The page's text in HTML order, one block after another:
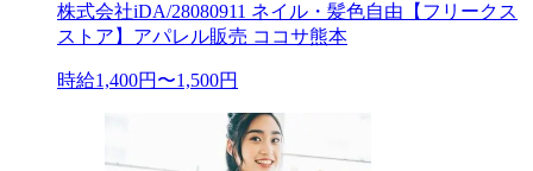
株式会社iDA/28080911 ネイル・髪色自由【フリークス
ストア】アパレル販売 ココサ熊本
時給1,400円〜1,500円